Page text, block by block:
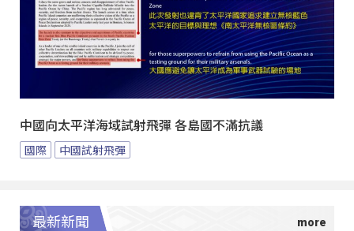
中國向太平洋海域試射飛彈 各島國不滿抗議
國際 中國試射飛彈
最新新聞